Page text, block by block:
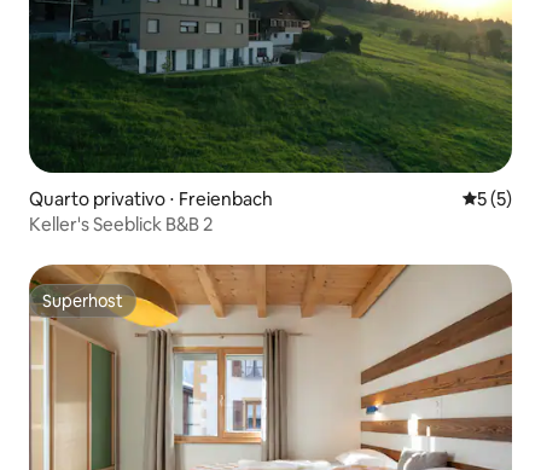
Quarto privativo ⋅ Freienbach 5 de
5 (5)
Keller's Seeblick B&B 2
Superhost
Superhost